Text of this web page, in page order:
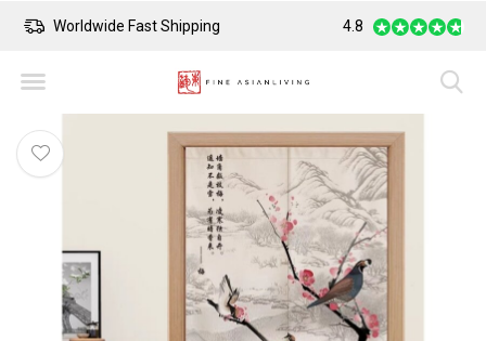
Worldwide Fast Shipping Safe Payment
4.8